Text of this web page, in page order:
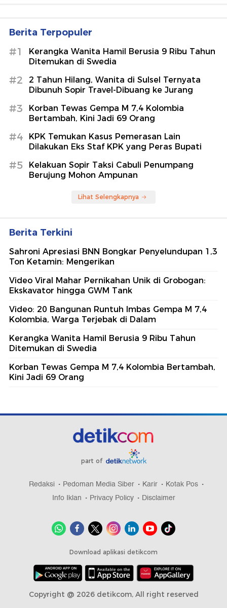
Berita Terpopuler
#1
Kerangka Wanita Hamil Berusia 9 Ribu Tahun
Ditemukan di Swedia
#2
2 Tahun Hilang, Wanita di Sulsel Ternyata
Dibunuh Sopir Travel-Dibuang ke Jurang
#3
Korban Tewas Gempa M 7,4 Kolombia
Bertambah, Kini Jadi 69 Orang
#4
KPK Temukan Kasus Pemerasan Lain
Dilakukan Eks Staf KPK yang Peras Bupati
#5
Kelakuan Sopir Taksi Cabuli Penumpang
Berujung Mohon Ampunan
Lihat Selengkapnya
Berita Terkini
Sahroni Apresiasi BNN Bongkar Penyelundupan 1,3
Ton Ketamin: Mengerikan
Video Viral Mahar Pernikahan Unik di Grobogan:
Ekskavator hingga GWM Tank
Video: 20 Bangunan Runtuh Imbas Gempa M 7,4
Kolombia, Warga Terjebak di Dalam
Kerangka Wanita Hamil Berusia 9 Ribu Tahun
Ditemukan di Swedia
Korban Tewas Gempa M 7,4 Kolombia Bertambah,
Kini Jadi 69 Orang
part of
Redaksi Pedoman Media Siber Karir
Kotak Pos
Info Iklan
Privacy Policy Disclaimer
Download aplikasi detikcom
Copyright @ 2026 detikcom, All right reserved